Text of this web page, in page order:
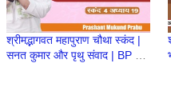
श्रीमद्भागवत महापुराण चौथा स्कंद |
सनत कुमार और पृथु संवाद | BP 89